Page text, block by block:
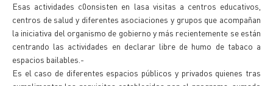
Esas actividades c0onsisten en lasa visitas a centros educativos,
centros de salud y diferentes asociaciones y grupos que acompañan
la iniciativa del organismo de gobierno y más recientemente se están
centrando las actividades en declarar libre de humo de tabaco a
espacios bailables.-
Es el caso de diferentes espacios públicos y privados quienes tras